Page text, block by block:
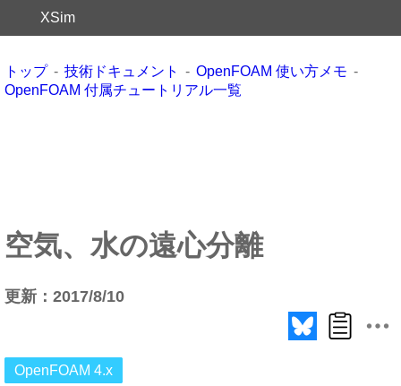
XSim
トップ 技術ドキュメント
OpenFOAM 使い方メモ
OpenFOAM 付属チュートリアル一覧
空気、水の遠心分離
更新：2017/8/10
OpenFOAM 4.x